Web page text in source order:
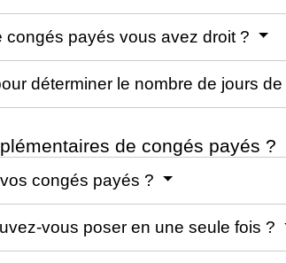
payés vous avez droit ?
déterminer le nombre de jours
de congés payés ?
congés payés ?
vous poser en une seule fois ?